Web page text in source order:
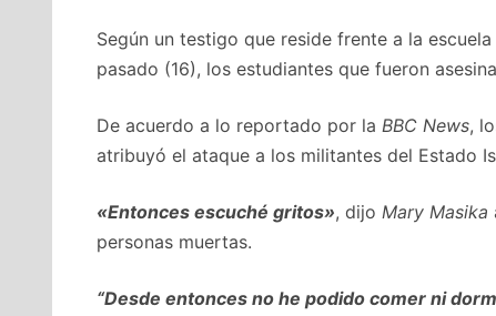
Según un testigo que reside frente a la escuela
pasado (16), los estudiantes que fueron
De acuerdo a lo reportado por la BBC News,
atribuyó el ataque a los militantes del Estado
«Entonces escuché gritos», dijo Mary Masika
personas muertas.
“Desde entonces no he podido comer ni